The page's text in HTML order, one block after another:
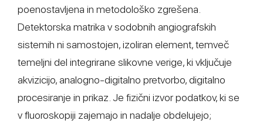
poenostavljena in metodološko zgrešena.
Detektorska matrika v sodobnih angiografskih
sistemih ni samostojen, izoliran element, temveč
temeljni del integrirane slikovne verige, ki vključuje
akvizicijo, analogno-digitalno pretvorbo, digitalno
procesiranje in prikaz. Je fizični izvor podatkov, ki se
v fluoroskopiji zajemajo in nadalje obdelujejo;